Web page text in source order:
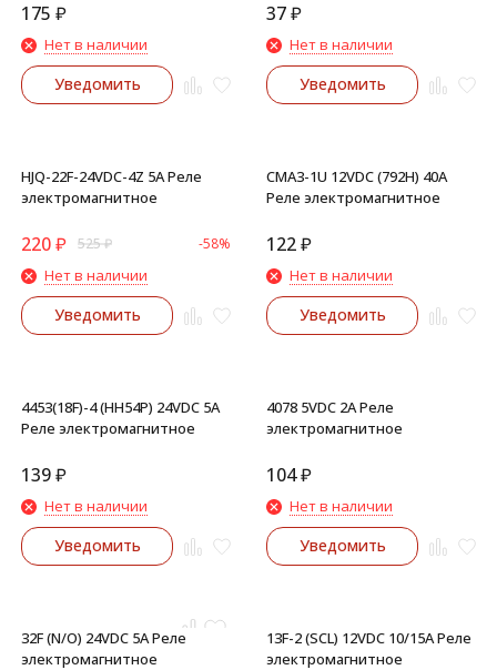
175 ₽
Нет в наличии
Уведомить
37₽
Нет в наличии
Уведомить
HJQ-22F-24VDC-4Z 5A Реле
электромагнитное
220₽ 525₽ -58%
Нет в наличии
Уведомить
CMA3-1U 12VDC (792H) 40A
Реле электромагнитное
122₽
Нет в наличии
Уведомить
4453(18F)-4 (HH54P) 24VDC 5A
Реле электромагнитное
139₽
Нет в наличии
Уведомить
4078 5VDC 2A Реле
электромагнитное
104₽
Нет в наличии
Уведомить
32F (N/O) 24VDC 5A Реле
электромагнитное
13F-2 (SCL) 12VDC 10/15A Реле
электромагнитное